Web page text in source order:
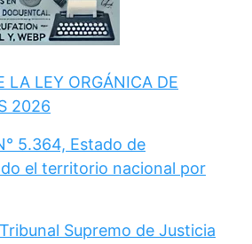
LA LEY ORGÁNICA DE
2026
5.364, Estado de
el territorio nacional por
Supremo de Justicia